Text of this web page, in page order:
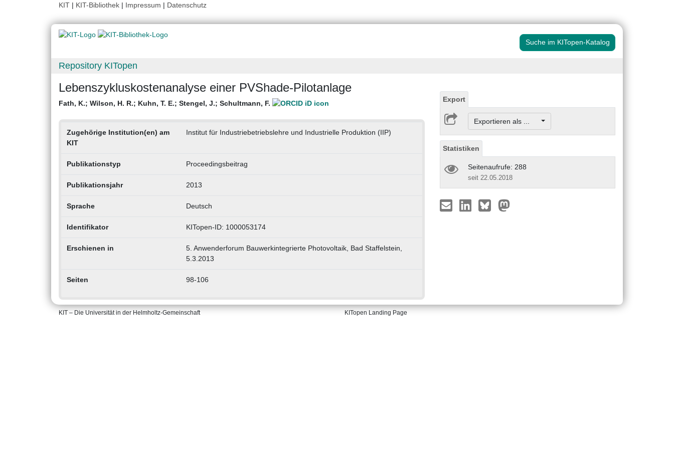
KIT | KIT-Bibliothek | Impressum | Datenschutz
Suche im KITopen-Katalog
Repository KITopen
Lebenszykluskostenanalyse einer PVShade-Pilotanlage
Fath, K.; Wilson, H. R.; Kuhn, T. E.; Stengel, J.; Schultmann, F.
Zugehörige Institution(en) am
KIT
Institut für Industriebetriebslehre und Industrielle Produktion (IIP)
Publikationstyp Proceedingsbeitrag
Publikationsjahr 2013
Sprache Deutsch
Identifikator KITopen-ID: 1000053174
Erschienen in
5. Anwenderforum Bauwerkintegrierte Photovoltaik, Bad Staffel­stein,
5.3.2013
Seiten 98-106
Export
Exportieren als ...
Statistiken
Seitenaufrufe: 288
seit 22.05.2018
KIT – Die Universität in der Helmholtz-Gemeinschaft KITopen Landing Page